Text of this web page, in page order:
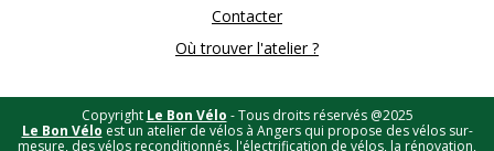
Contacter
Où trouver l'atelier ?
Copyright Le Bon Vélo - Tous droits réservés @2025
Le Bon Vélo est un atelier de vélos à Angers qui propose des vélos sur-
mesure, des vélos reconditionnés, l'électrification de vélos, la rénovation,